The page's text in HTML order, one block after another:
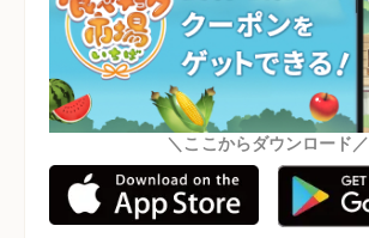
＼ここからダウンロード／